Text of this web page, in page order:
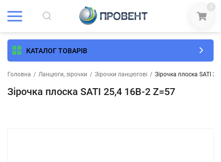
0
КАТАЛОГ ТОВАРІВ
Головна / Ланцюги, зірочки / Зірочки ланцюгові / Зірочка плоска SATI
Зірочка плоска SATI 25,4 16B-2 Z=57